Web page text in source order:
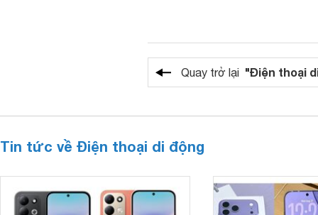
Quay trở lại "Điện thoại
Tin tức về Điện thoại di động